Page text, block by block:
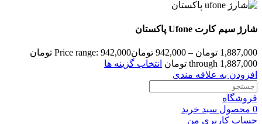
شارژ سیم کارت Ufone پاکستان
1,887,000 تومان –
942,000 تومان
Price range: 942,000 تومان
through 1,887,000 تومان
انتخاب گزینه ها
افزودن به علاقه مندی
فروشگاه
0 محصول سبد خرید
حساب کاربری من